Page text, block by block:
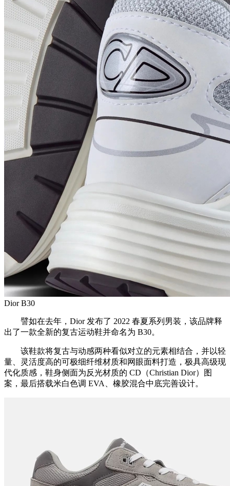
Dior B30
譬如在去年，Dior 发布了 2022 春夏系列男装，该品牌释
出了一款全新的复古运动鞋并命名为 B30。
该鞋款将复古与动感两种看似对立的元素相结合，并以轻
量、灵活度高的可极细纤维材质和网眼面料打造，极具高级现
代化质感，鞋身侧面为反光材质的 CD（Christian Dior）图
案，最后搭载米白色调 EVA、橡胶混合中底完善设计。